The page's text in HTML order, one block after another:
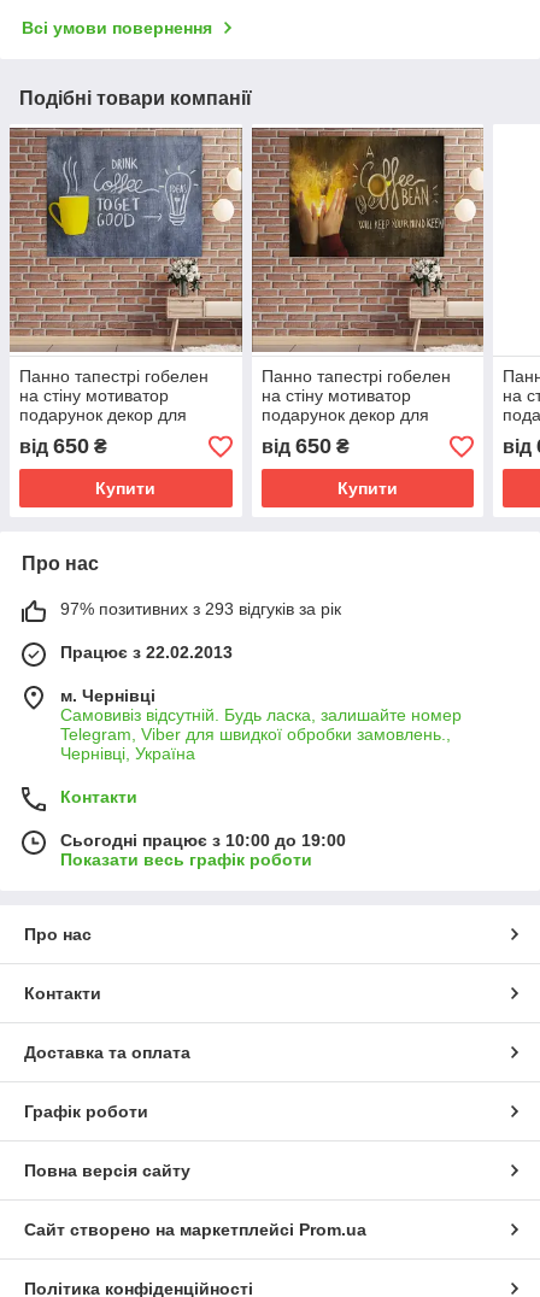
Всі умови повернення
Подібні товари компанії
Панно тапестрі гобелен
на стіну мотиватор
подарунок декор для
кафе ресторанів їжа
продукти страви кава 1
від 650 ₴
Купити
Панно тапестрі гобелен
на стіну мотиватор
подарунок декор для
кафе ресторанів їжа
продукти страви кава 2
від 650₴
Купити
на
від
Про нас
97% позитивних з 293 відгуків за рік
Працює з 22.02.2013
м. Чернівці
Самовивіз відсутній. Будь ласка, залишайте номер
Telegram, Viber для швидкої обробки замовлень.,
Чернівці, Україна
Контакти
Сьогодні працює з 10:00 до 19:00
Показати весь графік роботи
Про нас
Контакти
Доставка та оплата
Графік роботи
Повна версія сайту
Сайт створено на маркетплейсі Prom.ua
Політика конфіденційності